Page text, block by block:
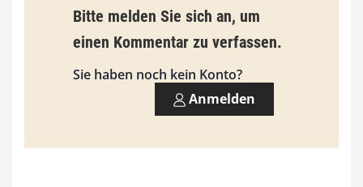
9
3
0
0
Bitte melden Sie sich an, um
einen Kommentar zu verfassen.
Sie haben noch kein Konto?
Anmelden